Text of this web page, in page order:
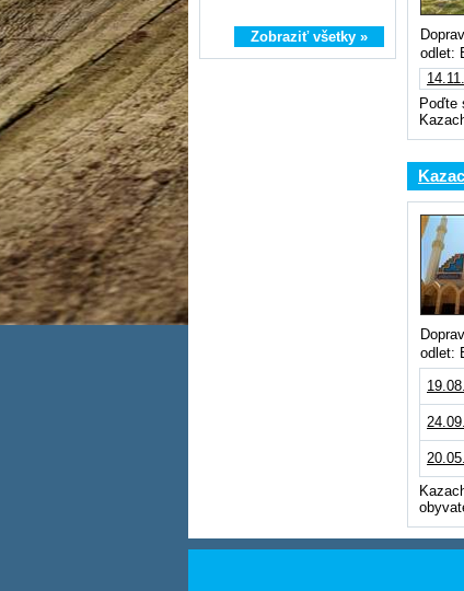
Zobraziť všetky »
odlet:
Poďte
odlet: